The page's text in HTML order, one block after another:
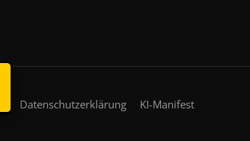
Datenschutzerklärung KI-Manifest